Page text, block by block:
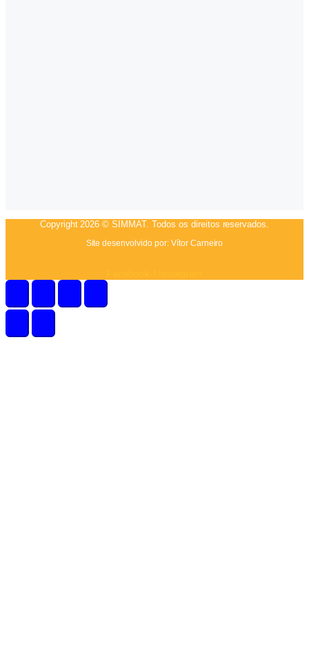
Copyright 2026 © SIMMAT. Todos os direitos reservados.
Site desenvolvido por: Vítor Carneiro